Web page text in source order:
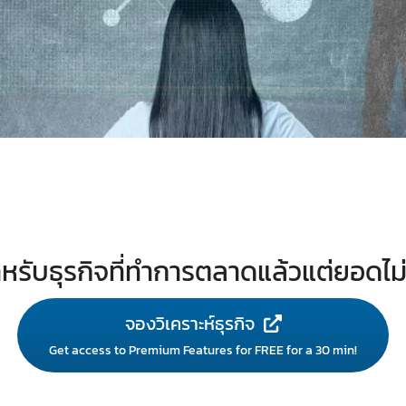
รับธุรกิจที่ทำการตลาดแล้วแต่ยอดไ
จองวิเคราะห์ธุรกิจ
Get access to Premium Features for FREE for a 30 min!